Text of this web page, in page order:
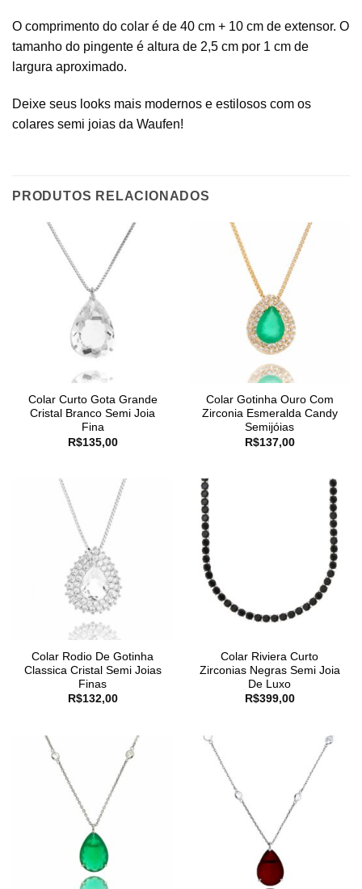
O comprimento do colar é de 40 cm + 10 cm de extensor. O
tamanho do pingente é altura de 2,5 cm por 1 cm de
largura aproximado.
Deixe seus looks mais modernos e estilosos com os
colares semi joias da Waufen!
PRODUTOS RELACIONADOS
Colar Curto Gota Grande
Cristal Branco Semi Joia
Fina
R$135,00
Colar Gotinha Ouro Com
Zirconia Esmeralda Candy
Semijóias
R$137,00
Colar Rodio De Gotinha
Classica Cristal Semi Joias
Finas
R$132,00
Colar Riviera Curto
Zirconias Negras Semi Joia
De Luxo
R$399,00